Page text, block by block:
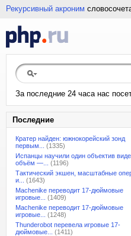
Рекурсивный акроним
За последние 24 часа нас
Последние
Кратер найден: южнокорейский зонд
первым...
(1335)
Испанцы научили один объектив
объём —...
(1196)
Тактический экшен, масштабные
и...
(1643)
Machenike переводит 17-дюймовые
игровые...
(1409)
Machenike переводит 17-дюймовые
игровые...
(1248)
Thunderobot перевела игровые 17-
дюймовые...
(1411)